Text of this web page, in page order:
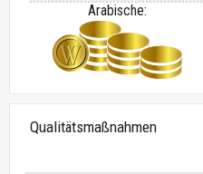
Arabische:
Qualitätsmaßnahmen